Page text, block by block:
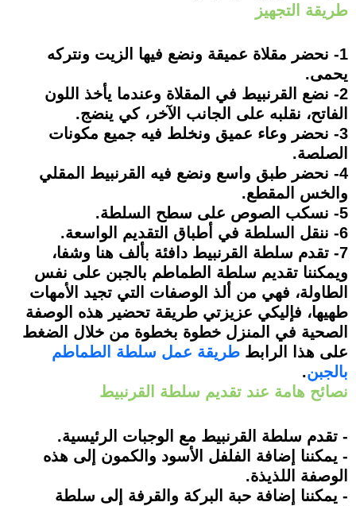
طريقة التجهيز
1- نحضر مقلاة عميقة ونضع فيها الزيت ونتركه
يحمى.
2- نضع القرنبيط في المقلاة وعندما يأخذ اللون
الفاتح، نقلبه على الجانب الآخر، كي ينضج.
3- نحضر وعاء عميق ونخلط فيه جميع مكونات
الصلصة.
4- نحضر طبق واسع ونضع فيه القرنبيط المقلي
والخس المقطع.
5- نسكب الصوص على سطح السلطة.
6- ننقل السلطة في أطباق التقديم الواسعة.
7- تقدم سلطة القرنبيط دافئة بألف هنا وشفا،
ويمكننا تقديم سلطة الطماطم بالجبن على نفس
الطاولة، فهي من ألذ الوصفات التي تجيد الأمهات
طهيها، فإليكي عزيزتي طريقة تحضير هذه الوصفة
الصحية في المنزل خطوة بخطوة من خلال الضغط
على هذا الرابط طريقة عمل سلطة الطماطم
بالجبن.
نصائح هامة عند تقديم سلطة القرنبيط
- تقدم سلطة القرنبيط مع الوجبات الرئيسية.
- يمكننا إضافة الفلفل الأسود والكمون إلى هذه
الوصفة اللذيذة.
- يمكننا إضافة حبة البركة والقرفة إلى سلطة